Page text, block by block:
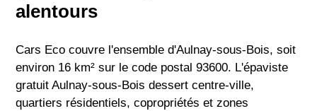
alentours
Cars Eco couvre l'ensemble d'Aulnay-sous-Bois, soit
environ 16 km² sur le code postal 93600. L'épaviste
gratuit Aulnay-sous-Bois dessert centre-ville,
quartiers résidentiels, copropriétés et zones